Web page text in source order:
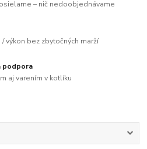
– nič nedoobjednávame
výkon bez zbytočných marží
podpora
aj varením v kotlíku